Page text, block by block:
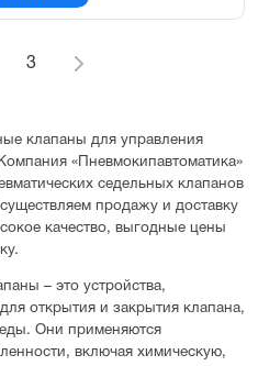
3
клапаны для управления
«Пневмокипавтоматика»
седельных клапанов
продажу и доставку
качество, выгодные цены
– это устройства,
открытия и закрытия клапана,
Они применяются
включая химическую,